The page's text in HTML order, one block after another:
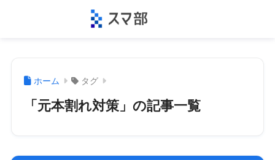
ホーム タグ
「元本割れ対策」の記事一覧